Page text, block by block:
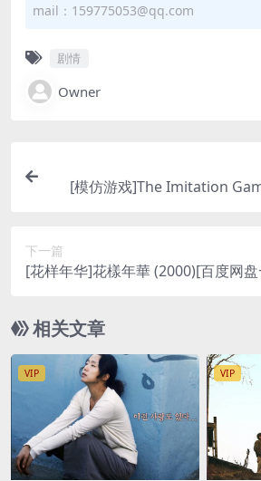
mail：159775053@qq.com
剧情
Owner
[模仿游戏]The Imitation
下一篇
[花样年华]花樣年華 (2000)[百度网盘
相关文章
VIP VIP